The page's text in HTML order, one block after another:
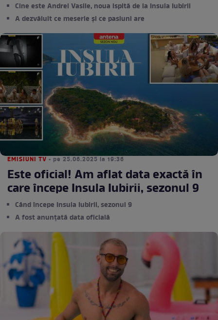
Cine este Andrei Vasile, noua ispită de la Insula Iubirii
A dezvăluit ce meserie și ce pasiuni are
EMISIUNI TV • pe 25.06.2025 la 19:36
Este oficial! Am aflat data exactă în
care începe Insula Iubirii, sezonul 9
Când începe Insula Iubirii, sezonul 9
A fost anunțată data oficială